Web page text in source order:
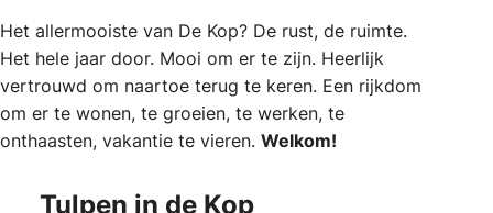
Het allermooiste van De Kop? De rust, de ruimte.
Het hele jaar door. Mooi om er te zijn. Heerlijk
vertrouwd om naartoe terug te keren. Een rijkdom
om er te wonen, te groeien, te werken, te
onthaasten, vakantie te vieren. Welkom!
Tulpen in de Kop